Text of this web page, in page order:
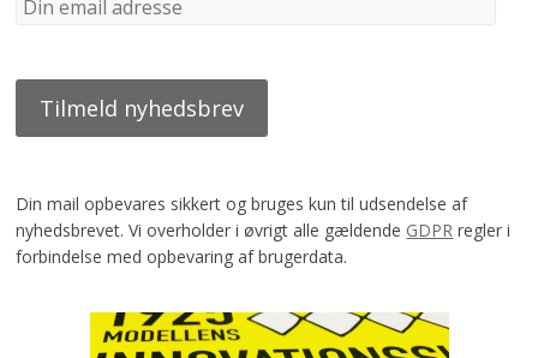
Din mail opbevares sikkert og bruges kun til udsendelse af
nyhedsbrevet. Vi overholder i øvrigt alle gældende GDPR regler i
forbindelse med opbevaring af brugerdata.